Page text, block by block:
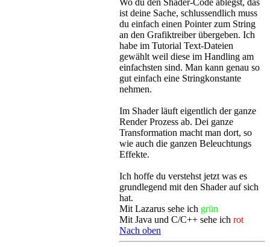
Wo du den Shader-Code ablegst, das
ist deine Sache, schlussendlich muss
du einfach einen Pointer zum String
an den Grafiktreiber übergeben. Ich
habe im Tutorial Text-Dateien
gewählt weil diese im Handling am
einfachsten sind. Man kann genau so
gut einfach eine Stringkonstante
nehmen.
Im Shader läuft eigentlich der ganze
Render Prozess ab. Dei ganze
Transformation macht man dort, so
wie auch die ganzen Beleuchtungs
Effekte.
Ich hoffe du verstehst jetzt was es
grundlegend mit den Shader auf sich
hat.
Mit Lazarus sehe ich grün
Mit Java und C/C++ sehe ich rot
Nach oben